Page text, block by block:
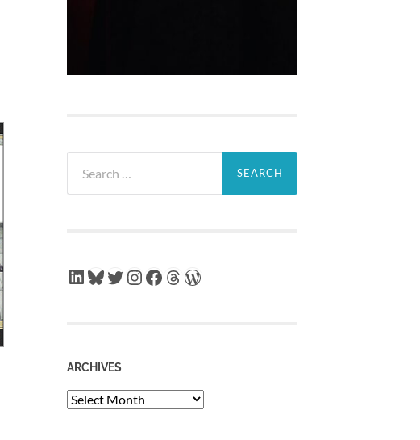
for:
LinkedIn
Bluesky
Twitter
Instagram
Facebook
Threads
WordPress
ARCHIVES
Archives